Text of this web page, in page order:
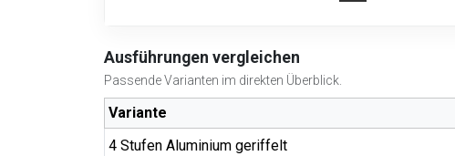
Ausführungen vergleichen
Passende Varianten im direkten Überblick.
Variante
4 Stufen Aluminium geriffelt